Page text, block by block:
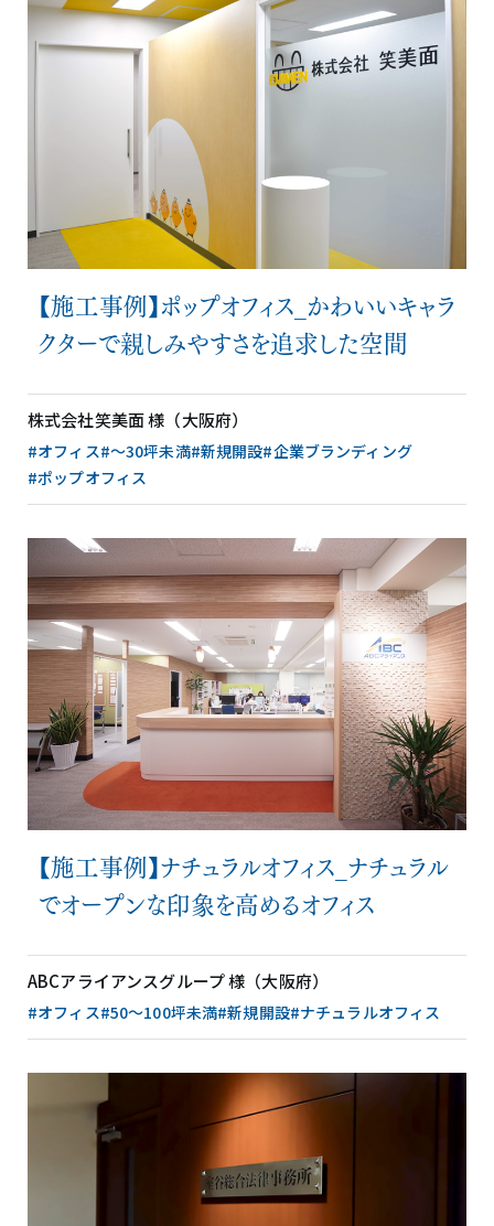
【施工事例】ポップオフィス_かわいいキャラ
クターで親しみやすさを追求した空間
株式会社笑美面 様（大阪府）
#オフィス#〜30坪未満#新規開設#企業ブランディング
#ポップオフィス
【施工事例】ナチュラルオフィス_ナチュラル
でオープンな印象を高めるオフィス
ABCアライアンスグループ 様（大阪府）
#オフィス#50〜100坪未満#新規開設#ナチュラルオフィス